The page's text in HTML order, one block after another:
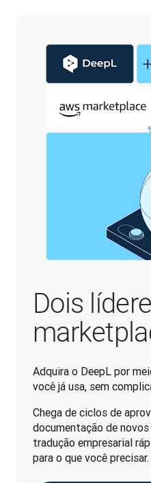
Dois
Adquira o DeepL por
você já usa, sem
Chega de ciclos de
documentação de
tradução empresarial
para o que você precisar.